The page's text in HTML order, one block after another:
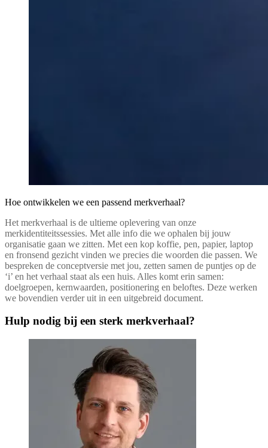
Hoe ontwikkelen we een passend merkverhaal?
Het merkverhaal is de ultieme oplevering van onze
merkidentiteitssessies. Met alle info die we ophalen bij jouw
organisatie gaan we zitten. Met een kop koffie, pen, papier, laptop
en fronsend gezicht vinden we precies die woorden die passen. We
bespreken de conceptversie met jou, zetten samen de puntjes op de
‘i’ en het verhaal staat als een huis. Alles komt erin samen:
doelgroepen, kernwaarden, positionering en beloftes. Deze werken
we bovendien verder uit in een uitgebreid document.
Hulp nodig bij een sterk merkverhaal?